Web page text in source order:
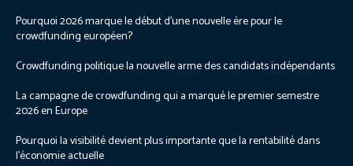
Pourquoi 2026 marque le début d’une nouvelle ère pour le
crowdfunding européen?
Crowdfunding politique la nouvelle arme des candidats indépendants
La campagne de crowdfunding qui a marqué le premier semestre
2026 en Europe
Pourquoi la visibilité devient plus importante que la rentabilité dans
l’économie actuelle